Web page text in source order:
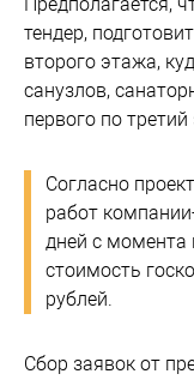
тендер,
второго этажа,
санузлов,
первого по
Согласно
работ
дней с момента
стоимость
рублей.
Сбор заявок от